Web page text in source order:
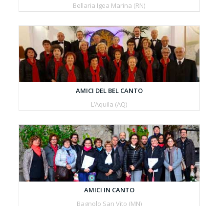
Bellaria Igea Marina (RN)
AMICI DEL BEL CANTO
L’Aquila (AQ)
AMICI IN CANTO
Bagnolo San Vito (MN)